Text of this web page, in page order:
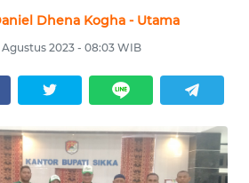
Dhena Kogha - Utama
Agustus 2023 - 08:03 WIB